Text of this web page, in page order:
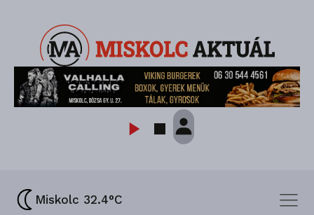
Miskolc 32.4°C